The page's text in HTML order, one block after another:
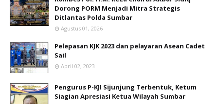
Dorong PORM Menjadi Mitra Strategis
Ditlantas Polda Sumbar
Agustus 01, 2026
Pelepasan KJK 2023 dan pelayaran Asean Cadet
Sail
April 02, 2023
Pengurus P-KJI Sijunjung Terbentuk, Ketum
Siagian Apresiasi Ketua Wilayah Sumbar